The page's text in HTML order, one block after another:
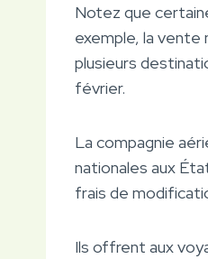
Notez que
exemple, la vente
plusieurs
février.
La compagnie
nationales aux
frais de
Ils offrent aux